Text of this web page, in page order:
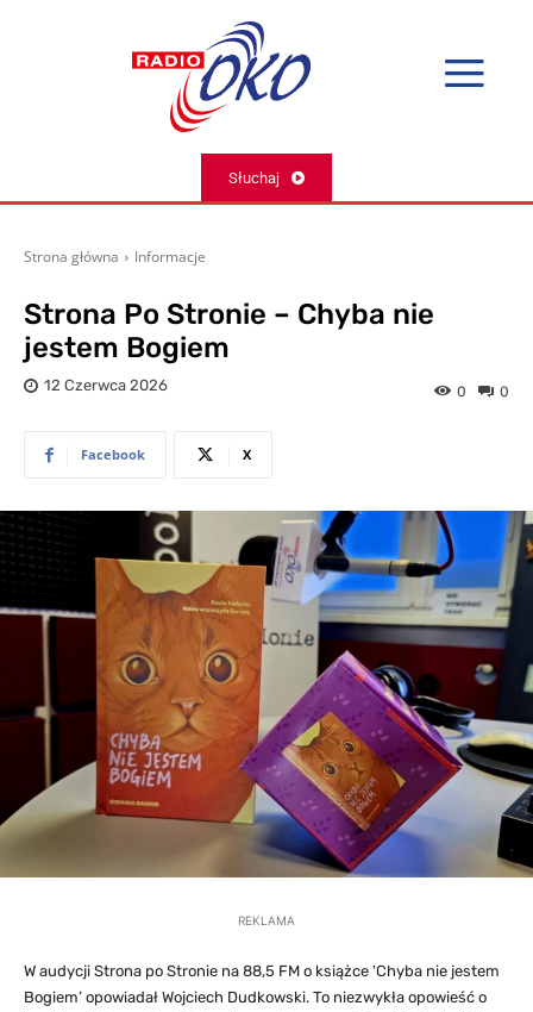
Słuchaj
Strona główna Informacje
Strona Po Stronie – Chyba nie
jestem Bogiem
12 Czerwca 2026 0
0
Facebook X
REKLAMA
W audycji Strona po Stronie na 88,5 FM o książce 'Chyba nie jestem
Bogiem’ opowiadał Wojciech Dudkowski. To niezwykła opowieść o